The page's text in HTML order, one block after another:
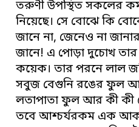
তরুণী উপস্থিত সকলের
নিয়েছে। সে বোঝে কি
জানে না, জেনেও না
জানে! এ পোড়া দুচোখ
কয়েক। তার পরনে লাল
সবুজ বেগুনি রঙের ফুল আর
লতাপাতা ফুল আর কী কী
তবে আশ্চর্যরকম এক